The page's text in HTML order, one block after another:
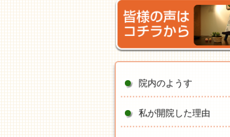
院内のようす
私が開院した理由